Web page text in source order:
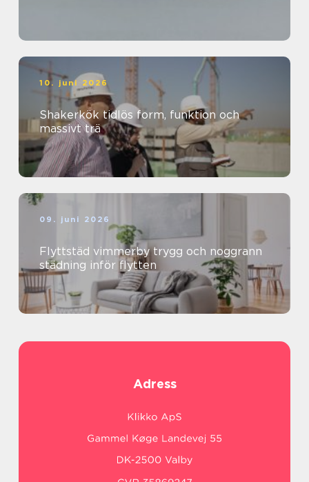
10. juni 2026
Shakerkök tidlös form, funktion och
massivt trä
09. juni 2026
Flyttstäd vimmerby trygg och noggrann
städning inför flytten
Adress